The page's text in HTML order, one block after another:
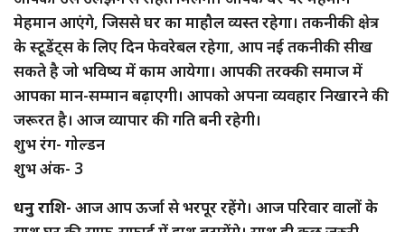
मेहमान आएंगे, जिससे घर का माहौल व्यस्त रहेगा। तकनीकी क्षेत्र
के स्टूडेंट्स के लिए दिन फेवरेबल रहेगा, आप नई तकनीकी सीख
सकते है जो भविष्य में काम आयेगा। आपकी तरक्की समाज में
आपका मान-सम्मान बढ़ाएगी। आपको अपना व्यवहार निखारने की
जरूरत है। आज व्यापार की गति बनी रहेगी।
शुभ रंग- गोल्डन
शुभ अंक- 3
धनु राशि- आज आप ऊर्जा से भरपूर रहेंगे। आज परिवार वालों के